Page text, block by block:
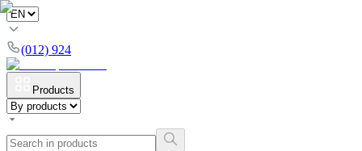
(012) 924
Products